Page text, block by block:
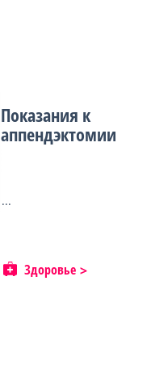
Показания к
аппендэктомии
...
Здоровье